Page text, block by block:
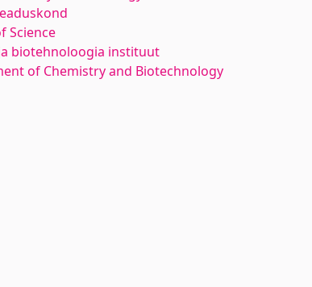
Science
biotehnoloogia instituut
of Chemistry and Biotechnology